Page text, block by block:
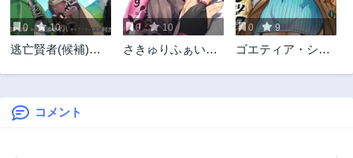
0 10
逃亡賢者(候補)の
出して安寧の地探
しを楽しみます～
0 10
さきゅりふぁい
0 9
ゴエティア・ショ
コメント